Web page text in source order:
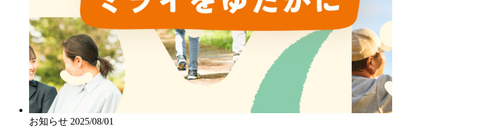
お知らせ 2025/08/01